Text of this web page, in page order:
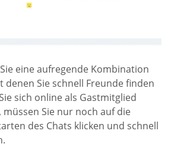
eine aufregende Kombination
denen Sie schnell Freunde finden
sich online als Gastmitglied
Sie nur noch auf die
des Chats klicken und schnell